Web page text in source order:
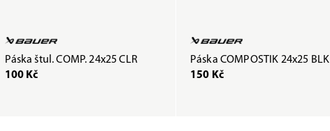
Páska štul. COMP. 24x25 CLR
100 Kč
Páska COMPOSTIK 24x25 BLK
150 Kč